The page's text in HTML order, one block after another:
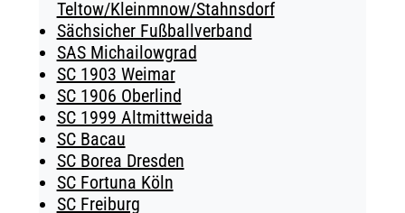
Teltow/Kleinmnow/Stahnsdorf
Sächsicher Fußballverband
SAS Michailowgrad
SC 1903 Weimar
SC 1906 Oberlind
SC 1999 Altmittweida
SC Bacau
SC Borea Dresden
SC Fortuna Köln
SC Freiburg